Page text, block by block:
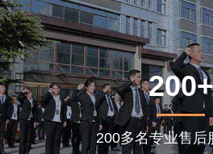
200+
200多名专业售后